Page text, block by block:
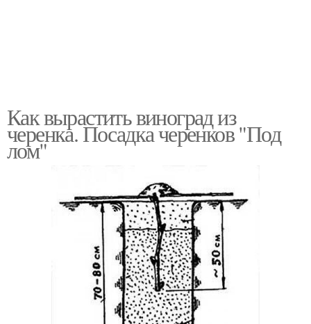
Как вырастить виноград из
черенка. Посадка черенков "Под
лом"